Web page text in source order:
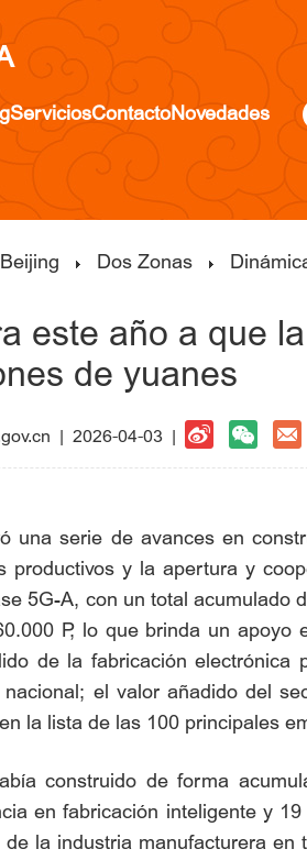
ServiciosContactoNovedades
Dos Zonas
este año a que
de yuanes
| 2026-04-03 |
una serie de avances en
productivos y la apertura y
5G-A, con un total
P, lo que brinda un
de la fabricación
el valor añadido del
la lista de las 100 principales
construido de forma
en fabricación inteligente y
la industria manufacturera